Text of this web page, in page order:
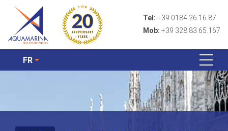
Tel: +39 0184 26.16.87
Mob: +39 328 83.65.167
FR